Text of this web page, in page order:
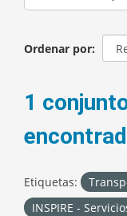
Ordenar por
1
Etiquetas:
INSPIRE -